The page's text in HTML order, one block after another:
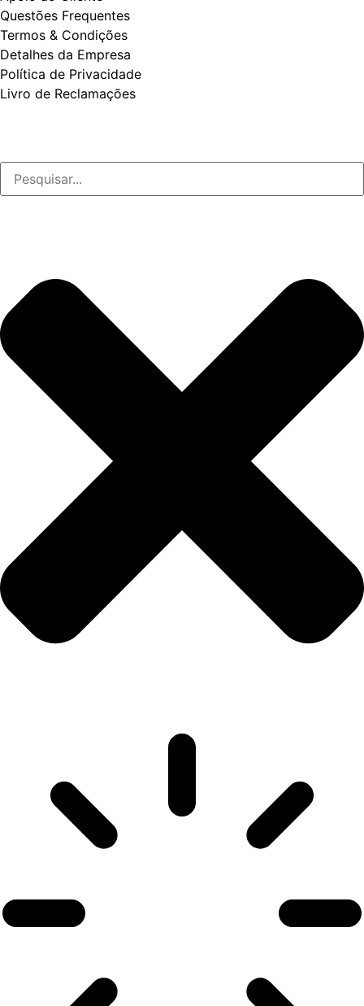
Questões Frequentes
Termos & Condições
Detalhes da Empresa
Política de Privacidade
Livro de Reclamações